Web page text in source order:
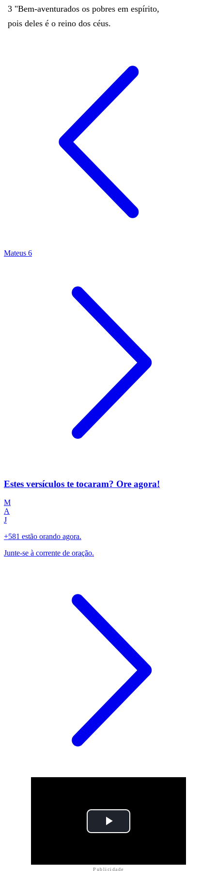
3 "Bem-aventurados os pobres em espírito,
pois deles é o reino dos céus.
Mateus 6
Estes versículos te tocaram? Ore agora!
M
A
J
+581 estão orando agora.
Junte-se à corrente de oração.
Publicidade